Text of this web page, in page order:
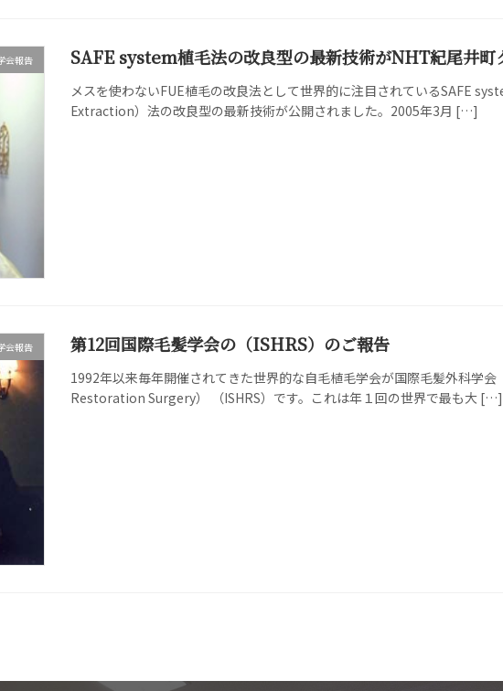
会報告 SAFE system植毛法の改良型の最新技術がNHT紀尾井町
メスを使わないFUE植毛の改良法として世界的に注目されているSAFE
Extraction）法の改良型の最新技術が公開されました。2005年3月 […]
会報告 第12回国際毛髪学会の（ISHRS）のご報告
1992年以来毎年開催されてきた世界的な自毛植毛学会が国際毛髪外科学
Restoration Surgery） （ISHRS）です。これは年１回の世界で最も大 […]